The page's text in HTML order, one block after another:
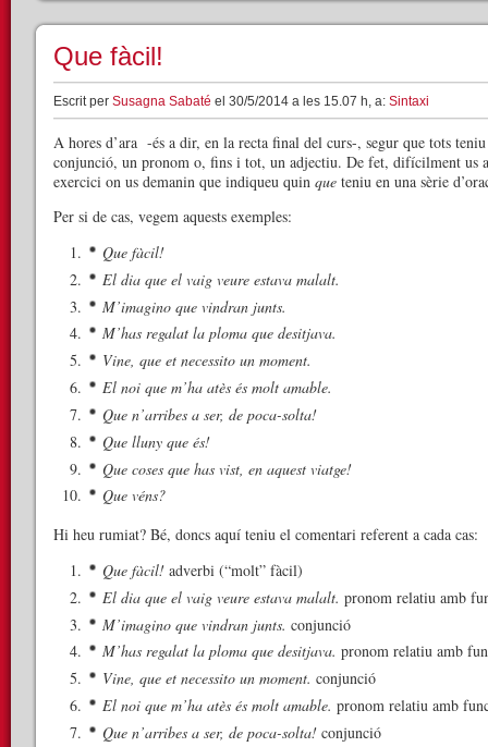
Que fàcil!
Escrit per Susagna Sabaté el 30/5/2014 a les 15.07 h, a: Sintaxi
A hores d’ara -és a dir, en la recta final del curs-, segur que tots
conjunció, un pronom o, fins i tot, un adjectiu. De fet, difícilment us
exercici on us demanin que indiqueu quin que teniu en una sèrie
Per si de cas, vegem aquests exemples:
Que fàcil!
El dia que el vaig veure estava malalt.
M’imagino que vindran junts.
M’has regalat la ploma que desitjava.
Vine, que et necessito un moment.
El noi que m’ha atès és molt amable.
Que n’arribes a ser, de poca-solta!
Que lluny que és!
Que coses que has vist, en aquest viatge!
Que véns?
Hi heu rumiat? Bé, doncs aquí teniu el comentari referent a cada cas:
Que fàcil! adverbi (“molt” fàcil)
El dia que el vaig veure estava malalt. pronom relatiu amb
M’imagino que vindran junts. conjunció
M’has regalat la ploma que desitjava. pronom relatiu amb
Vine, que et necessito un moment. conjunció
El noi que m’ha atès és molt amable. pronom relatiu amb
Que n’arribes a ser, de poca-solta! conjunció